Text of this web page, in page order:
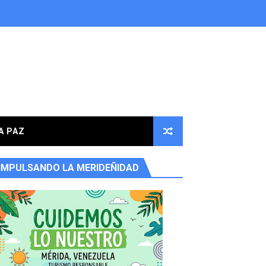
en la parroquia Osuna Rodríguez
PAZ
IMPULSANDO LA MERIDEÑIDAD